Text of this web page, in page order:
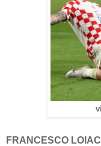
FRANCESCO